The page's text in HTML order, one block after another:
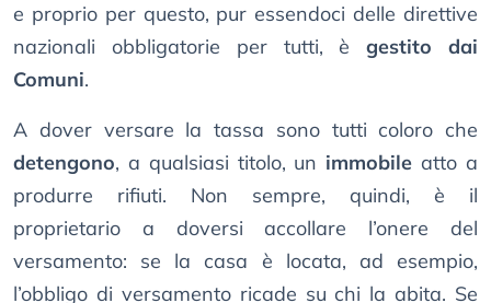
e proprio per questo, pur essendoci delle direttive
nazionali obbligatorie per tutti, ègestito dai
Comuni.
A dover versare la tassa sono tutti coloro che
detengono, a qualsiasi titolo, un immobile atto a
produrre rifiuti. Non sempre, quindi, è il
proprietario a doversi accollare l’onere del
versamento: se la casa è locata, ad esempio,
l’obbligo di versamento ricade su chi la abita. Se